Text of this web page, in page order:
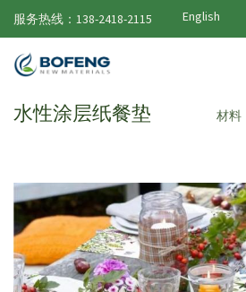
跳转到主要内容
服务热线：138-2418-2115 English
水性涂层纸餐垫 材料